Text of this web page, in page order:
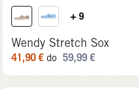
+ 9
Wendy Stretch Sox
41,90€ do 59,99€